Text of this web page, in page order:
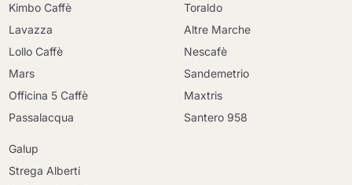
Kimbo Caffè
Lavazza
Lollo Caffè
Mars
Officina 5 Caffè
Passalacqua
Toraldo
Altre Marche
Nescafè
Sandemetrio
Maxtris
Santero 958
Galup
Strega Alberti